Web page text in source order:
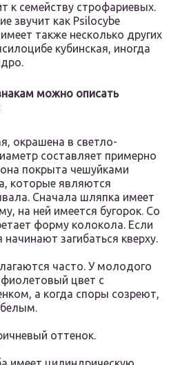
к семейству строфариевых.
звучит как Psilocybe
также несколько других
кубинская, иногда
можно описать
окрашена в светло-
составляет примерно
покрыта чешуйками
которые являются
Сначала шляпка имеет
на ней имеется бугорок. Со
форму колокола. Если
начинают загибаться кверху.
часто. У молодого
цвет с
а когда споры созреют,
белым.
оттенок.